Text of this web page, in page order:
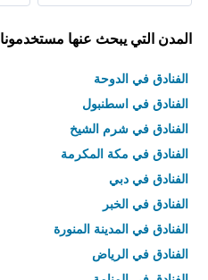
المدن التي يبحث عنها مستخدمونا
الفنادق في الدوحة
الفنادق في اسطنبول
الفنادق في شرم الشيخ
الفنادق في مكة المكرمة
الفنادق في دبي
الفنادق في الخبر
الفنادق في المدينة المنورة
الفنادق في الرياض